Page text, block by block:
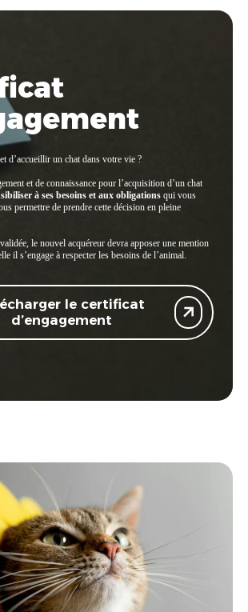
d’accueillir un chat dans votre vie ?
et de connaissance pour l’acquisition d’un chat
à ses besoins et aux obligations qui vous
permettre de prendre cette décision en pleine
le nouvel acquéreur devra apposer une mention
il s’engage à respecter les besoins de l’animal.
le certificat
d’engagement